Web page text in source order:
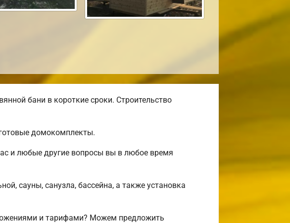
бани в короткие сроки. Строительство
домокомплекты.
и любые другие вопросы вы в любое время
сауны, санузла, бассейна, а также установка
и тарифами? Можем предложить